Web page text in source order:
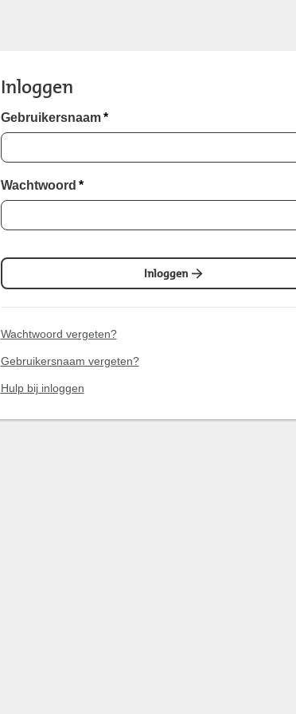
Inloggen
Gebruikersnaam *
Wachtwoord *
Inloggen
Wachtwoord vergeten?
Gebruikersnaam vergeten?
Hulp bij inloggen